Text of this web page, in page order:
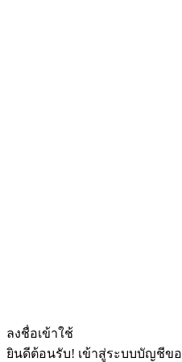
ลงชื่อเข้าใช้
ยินดีต้อนรับ! เข้าสู่ระบบบัญชีข